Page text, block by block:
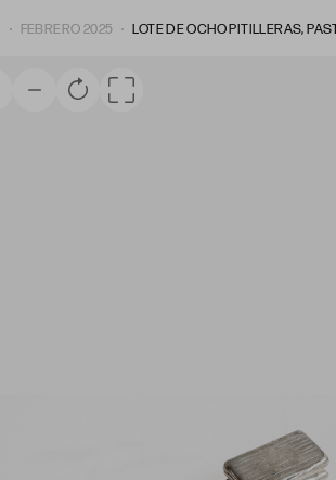
FEBRERO 2025 LOTE DE OCHO PITILLERAS,